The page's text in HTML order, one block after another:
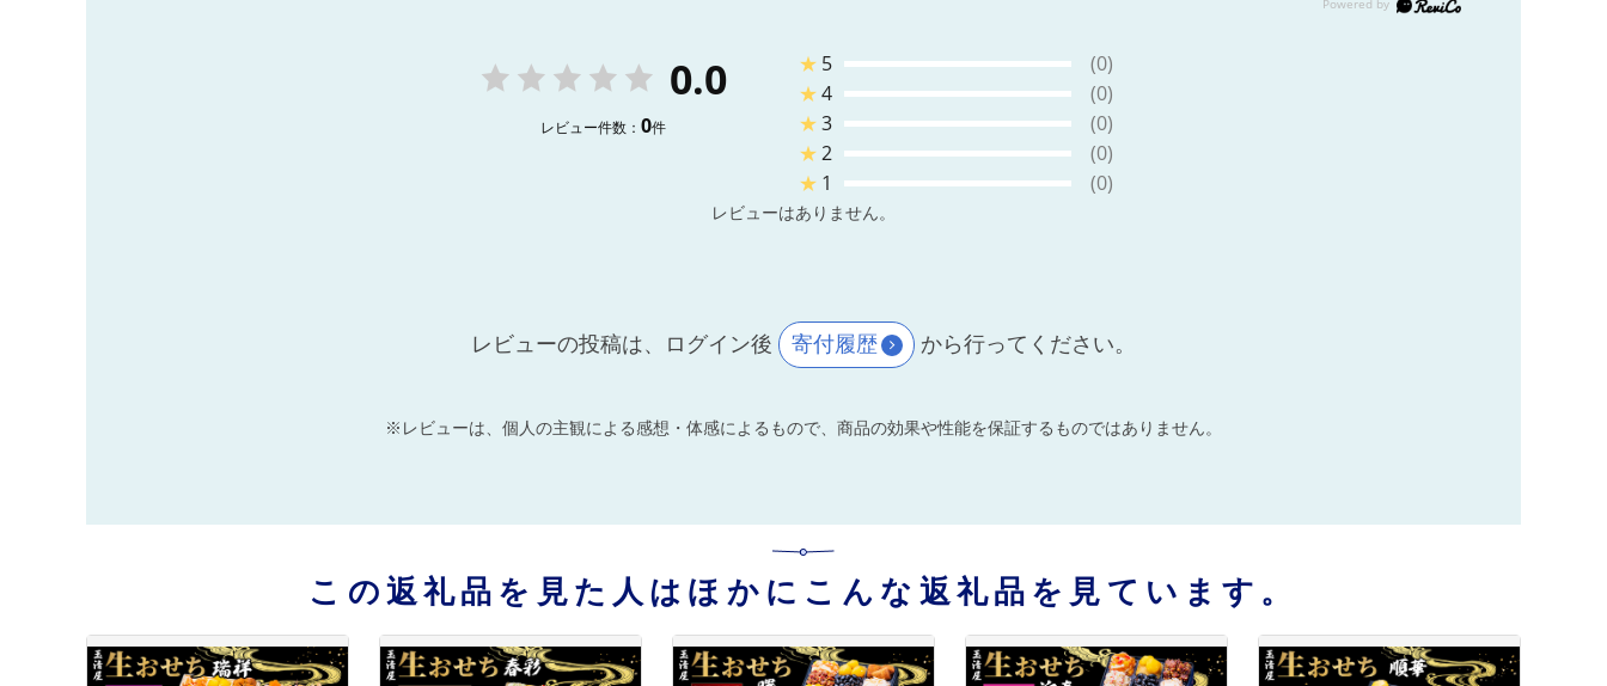
0.0
レビュー件数： 0件
★ 5
(0)
★4
(0)
★3
(0)
★2
(0)
★ 1 (0)
レビューはありません。
レビューの投稿は、ログイン後 寄付履歴 から行ってください。
※レビューは、個人の主観による感想・体感によるもので、商品の効果や性能を保証するものではありません。
この返礼品を見た人はほかにこんな返礼品を見ています。